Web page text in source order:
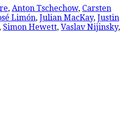
, Anton Tschechow, Carsten
Limón, Julian MacKay, Justin
Simon Hewett, Vaslav Nijinsky,